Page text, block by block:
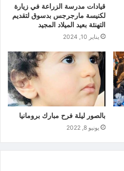
قيادات مدرسة الزراعة في زيارة
لكنيسة مارجرجس بدسوق لتقديم
التهنئة بعيد الميلاد المجيد
يناير 10, 2024
بالصور ليلة فرح مبارك برومانيا
يونيو 8, 2022